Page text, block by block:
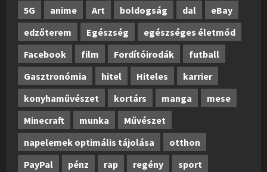
5G anime Art boldogság dal
eBay
edzőterem
Egészség
egészséges életmód
Facebook
film Fordítóirodák
futball
Gasztronómia
hitel Hiteles
karrier
konyhaművészet
kortárs manga
mese
Minecraft
munka
Művészet
napelemek optimális tájolása
otthon
PayPal
pénz rap regény
sport